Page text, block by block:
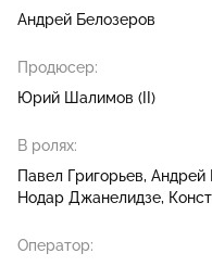
Андрей Белозеров
Продюсер:
Юрий Шалимов (II)
В ролях:
Павел Григорьев Андрей
Нодар Джанелидзе
Оператор: